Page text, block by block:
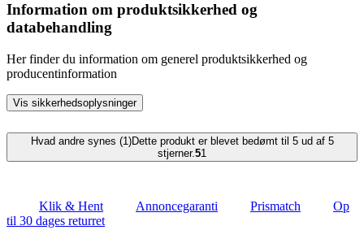
Information om produktsikkerhed og
databehandling
Her finder du information om generel produktsikkerhed og
producentinformation
Vis sikkerhedsoplysninger
Hvad andre synes (1)Dette produkt er blevet bedømt til 5 ud af 5
stjerner.51
Klik & Hent Annoncegaranti Prismatch
Op
til 30 dages returret